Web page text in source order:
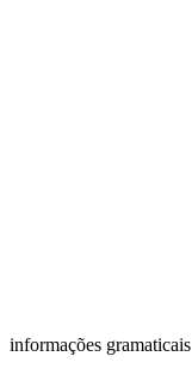
informações gramaticais